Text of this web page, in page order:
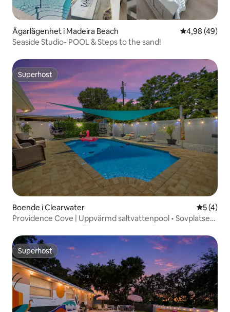
Ägarlägenhet i Madeira Beach 4,98 av 5 i
4,98 (49)
Seaside Studio- POOL & Steps to the sand!
Superhost
Superhost
Boende i Clearwater 5 av 5 i
5 (4)
Providence Cove | Uppvärmd saltvattenpool • Sovplatser
Superhost
Superhost